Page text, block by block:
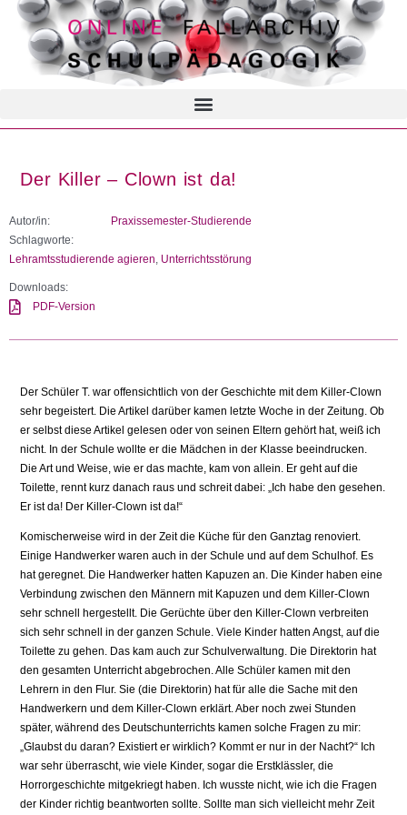
Der Killer – Clown ist da!
Autor/in:
Praxissemester-Studierende
Schlagworte:
Lehramtsstudierende agieren Unterrichtsstörung
Downloads:
PDF-Version
Der Schüler T. war offensichtlich von der Geschichte mit dem Killer-Clown
sehr begeistert. Die Artikel darüber kamen letzte Woche in der Zeitung. Ob
er selbst diese Artikel gelesen oder von seinen Eltern gehört hat, weiß ich
nicht. In der Schule wollte er die Mädchen in der Klasse beeindrucken.
Die Art und Weise, wie er das machte, kam von allein. Er geht auf die
Toilette, rennt kurz danach raus und schreit dabei: „Ich habe den gesehen.
Er ist da! Der Killer-Clown ist da!“
Komischerweise wird in der Zeit die Küche für den Ganztag renoviert.
Einige Handwerker waren auch in der Schule und auf dem Schulhof. Es
hat geregnet. Die Handwerker hatten Kapuzen an. Die Kinder haben eine
Verbindung zwischen den Männern mit Kapuzen und dem Killer-Clown
sehr schnell hergestellt. Die Gerüchte über den Killer-Clown verbreiten
sich sehr schnell in der ganzen Schule. Viele Kinder hatten Angst, auf die
Toilette zu gehen. Das kam auch zur Schulverwaltung. Die Direktorin hat
den gesamten Unterricht abgebrochen. Alle Schüler kamen mit den
Lehrern in den Flur. Sie (die Direktorin) hat für alle die Sache mit den
Handwerkern und dem Killer-Clown erklärt. Aber noch zwei Stunden
später, während des Deutschunterrichts kamen solche Fragen zu mir:
„Glaubst du daran? Existiert er wirklich? Kommt er nur in der Nacht?“ Ich
war sehr überrascht, wie viele Kinder, sogar die Erstklässler, die
Horrorgeschichte mitgekriegt haben. Ich wusste nicht, wie ich die Fragen
der Kinder richtig beantworten sollte. Sollte man sich vielleicht mehr Zeit